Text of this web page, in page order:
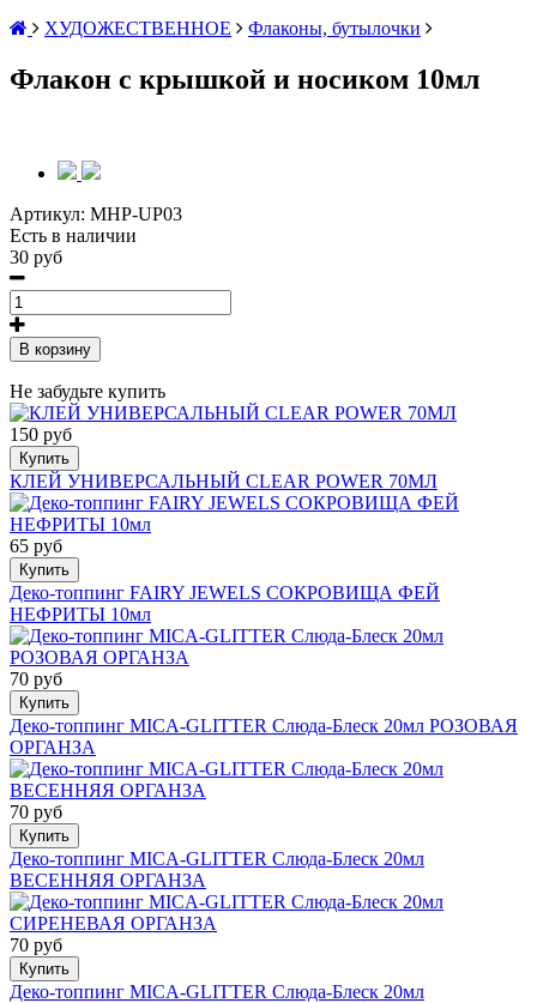
ХУДОЖЕСТВЕННОЕ
Флаконы, бутылочки
Флакон с крышкой и носиком 10мл
Артикул: MHP-UP03
Есть в наличии
30 руб
В корзину
Не забудьте купить
150 руб
Купить
КЛЕЙ УНИВЕРСАЛЬНЫЙ CLEAR POWER 70МЛ
65 руб
Купить
Деко-топпинг FAIRY JEWELS СОКРОВИЩА ФЕЙ
НЕФРИТЫ 10мл
70 руб
Купить
Деко-топпинг MICA-GLITTER Слюда-Блеск 20мл РОЗОВАЯ
ОРГАНЗА
70 руб
Купить
Деко-топпинг MICA-GLITTER Слюда-Блеск 20мл
ВЕСЕННЯЯ ОРГАНЗА
70 руб
Купить
Деко-топпинг MICA-GLITTER Слюда-Блеск 20мл